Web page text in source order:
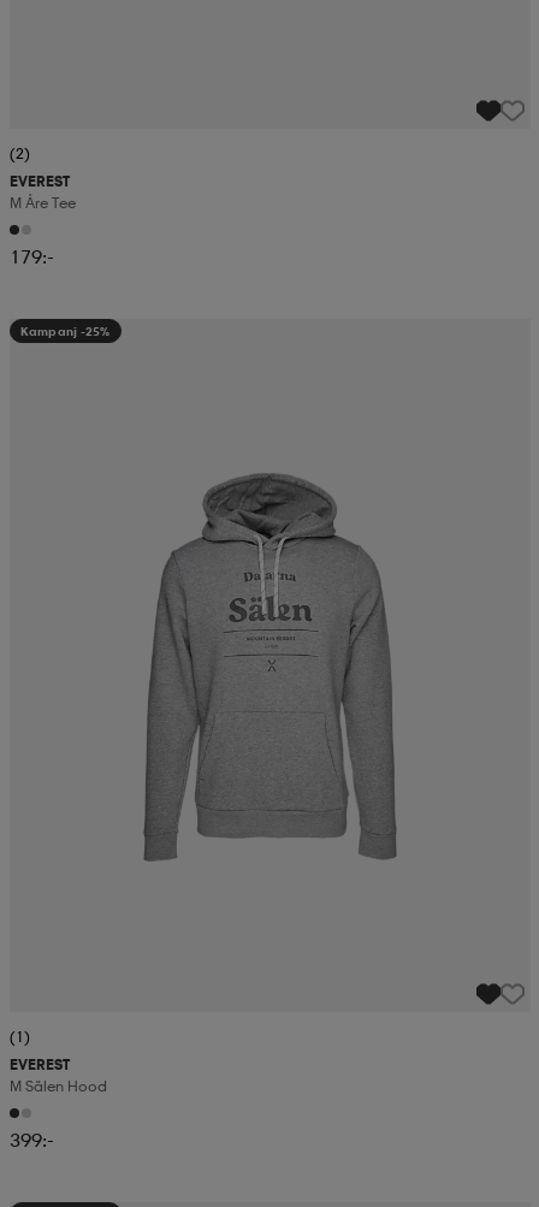
(2)
EVEREST
M Åre Tee
179:-
Kampanj -25%
(1)
EVEREST
M Sälen Hood
399:-